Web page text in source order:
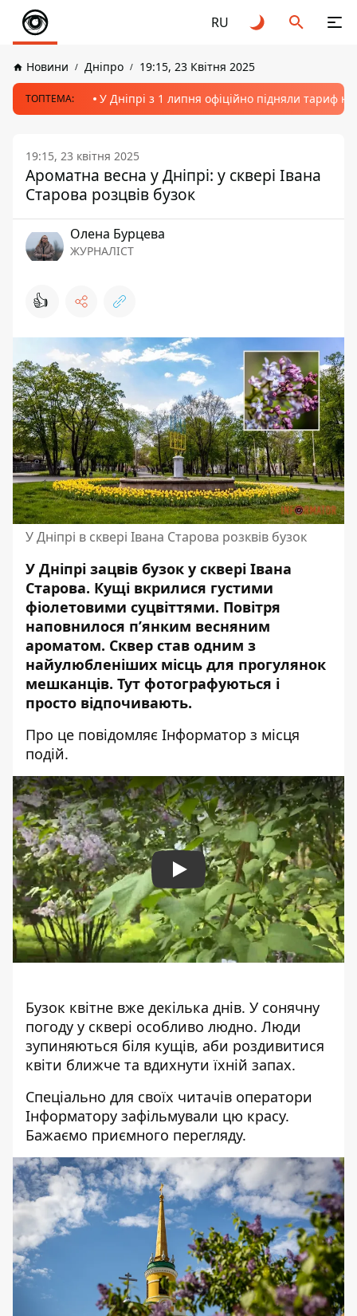
RU
Новини Дніпро 19:15, 23 Квітня 2025
ТОПТЕМА: У Дніпрі з 1 липня офіційно підняли тариф
19:15, 23 квітня 2025
Ароматна весна у Дніпрі: у сквері Івана
Старова розцвів бузок
Олена Бурцева
ЖУРНАЛІСТ
👍
У Дніпрі в сквері Івана Старова розквів бузок
У Дніпрі зацвів бузок у сквері Івана
Старова. Кущі вкрилися густими
фіолетовими суцвіттями. Повітря
наповнилося п’янким весняним
ароматом. Сквер став одним з
найулюбленіших місць для прогулянок
мешканців. Тут фотографуються і
просто відпочивають.
Про це повідомляє Інформатор з місця
подій.
Play
Бузок квітне вже декілька днів. У сонячну
погоду у сквері особливо людно. Люди
зупиняються біля кущів, аби роздивитися
квіти ближче та вдихнути їхній запах.
Спеціально для своїх читачів оператори
Інформатору зафільмували цю красу.
Бажаємо приємного перегляду.